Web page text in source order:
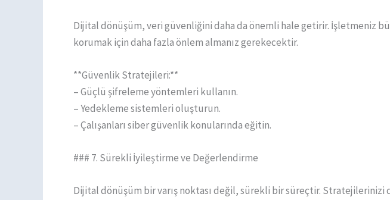
Dijital dönüşüm, veri güvenliğini daha da önemli hale getirir. İşletmeniz
korumak için daha fazla önlem almanız gerekecektir.
**Güvenlik Stratejileri:**
– Güçlü şifreleme yöntemleri kullanın.
– Yedekleme sistemleri oluşturun.
– Çalışanları siber güvenlik konularında eğitin.
### 7. Sürekli İyileştirme ve Değerlendirme
Dijital dönüşüm bir varış noktası değil, sürekli bir süreçtir. Stratejilerinizi